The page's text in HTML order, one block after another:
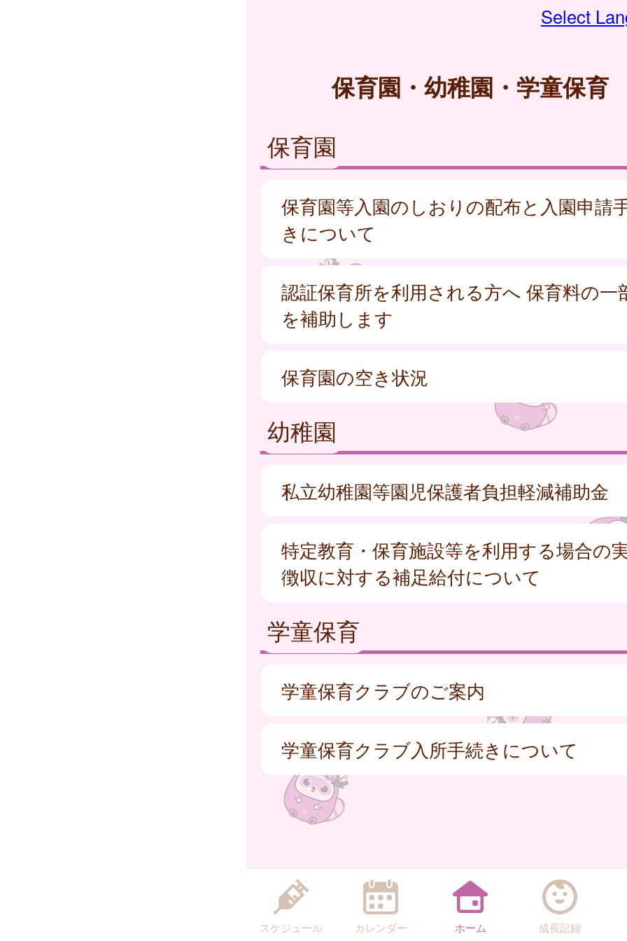
Select
保育園・幼稚園・学童保育
保育園
保育園等入園のしおりの配布と入園申請
きについて
認証保育所を利用される方へ 保育料の一
を補助します
保育園の空き状況
幼稚園
私立幼稚園等園児保護者負担軽減補助金
特定教育・保育施設等を利用する場合の
徴収に対する補足給付について
学童保育
学童保育クラブのご案内
学童保育クラブ入所手続きについて
スケジュール カレンダー ホーム 成長記録